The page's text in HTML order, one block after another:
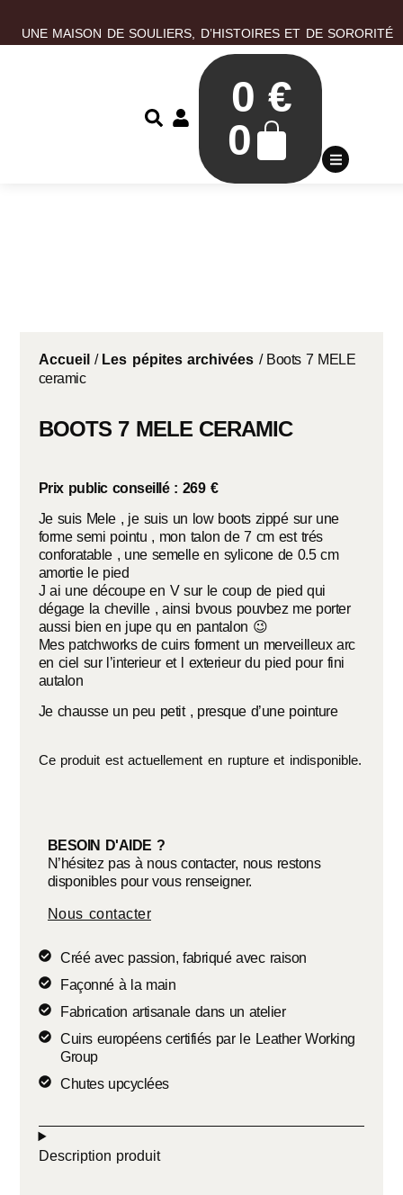
UNE MAISON DE SOULIERS, D’HISTOIRES ET DE SORORITÉ
0 €
0
Accueil / Les pépites archivées / Boots 7 MELE
ceramic
BOOTS 7 MELE CERAMIC
Prix public conseillé : 269 €
Je suis Mele , je suis un low boots zippé sur une
forme semi pointu , mon talon de 7 cm est trés
conforatable , une semelle en sylicone de 0.5 cm
amortie le pied
J ai une découpe en V sur le coup de pied qui
dégage la cheville , ainsi bvous pouvbez me porter
aussi bien en jupe qu en pantalon 😉
Mes patchworks de cuirs forment un merveilleux arc
en ciel sur l’interieur et l exterieur du pied pour fini
autalon
Je chausse un peu petit , presque d’une pointure
Ce produit est actuellement en rupture et indisponible.
BESOIN D'AIDE ?
N’hésitez pas à nous contacter, nous restons
disponibles pour vous renseigner.
Nous contacter
Créé avec passion, fabriqué avec raison
Façonné à la main
Fabrication artisanale dans un atelier
Cuirs européens certifiés par le Leather Working
Group
Chutes upcyclées
Description produit